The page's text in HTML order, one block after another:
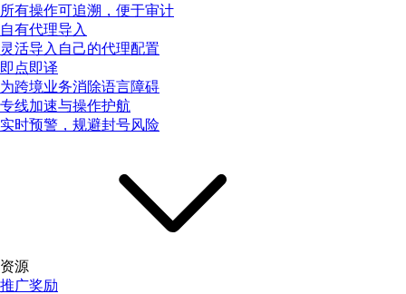
所有操作可追溯，便于审计
自有代理导入
灵活导入自己的代理配置
即点即译
为跨境业务消除语言障碍
专线加速与操作护航
实时预警，规避封号风险
资源
推广奖励